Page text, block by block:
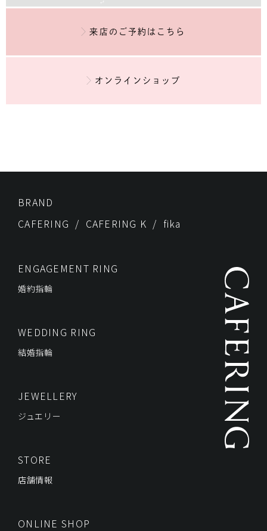
来店のご予約 はこちら
オンラインショップ
BRAND
CAFERING
CAFERING K fika
ENGAGEMENT RING
婚約指輪
WEDDING RING
結婚指輪
JEWELLERY
ジュエリー
STORE
店舗情報
ONLINE SHOP